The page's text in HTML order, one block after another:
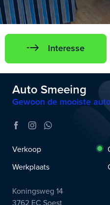
Interesse
Auto Smeeing
Gewoon de mooiste
Verkoop
Werkplaats
Koningsweg 14